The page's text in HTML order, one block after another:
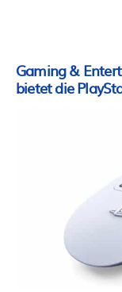
Gaming &
bietet die